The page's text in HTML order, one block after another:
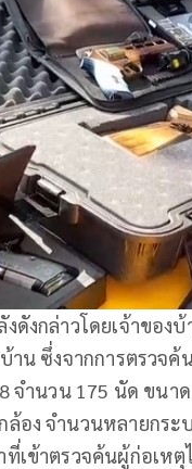
ดังกล่าวโดยเจ้าของ
าน ซึ่งจากการตรวจ
จำนวน 175 นัด ขนา
อง จำนวนหลายกร
เข้าตรวจค้นผู้ก่อเห